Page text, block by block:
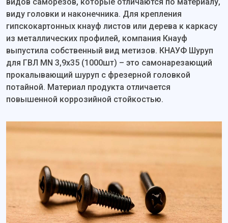
виду головки и наконечника. Для крепления
гипскокартонных кнауф листов или дерева к каркасу
из металлических профилей, компания Кнауф
выпустила собственный вид метизов. КНАУФ Шуруп
для ГВЛ MN 3,9х35 (1000шт) – это самонарезающий
прокалывающий шуруп с фрезерной головкой
потайной. Материал продукта отличается
повышенной коррозийной стойкостью.